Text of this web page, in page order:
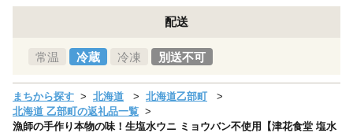
配送
常温 冷蔵 冷凍 別送不可
まちから探す 北海道
北海道乙部町
北海道 乙部町の返礼品一覧
漁師の手作り本物の味！生塩水ウニ ミョウバン不使用【津花食堂 塩水